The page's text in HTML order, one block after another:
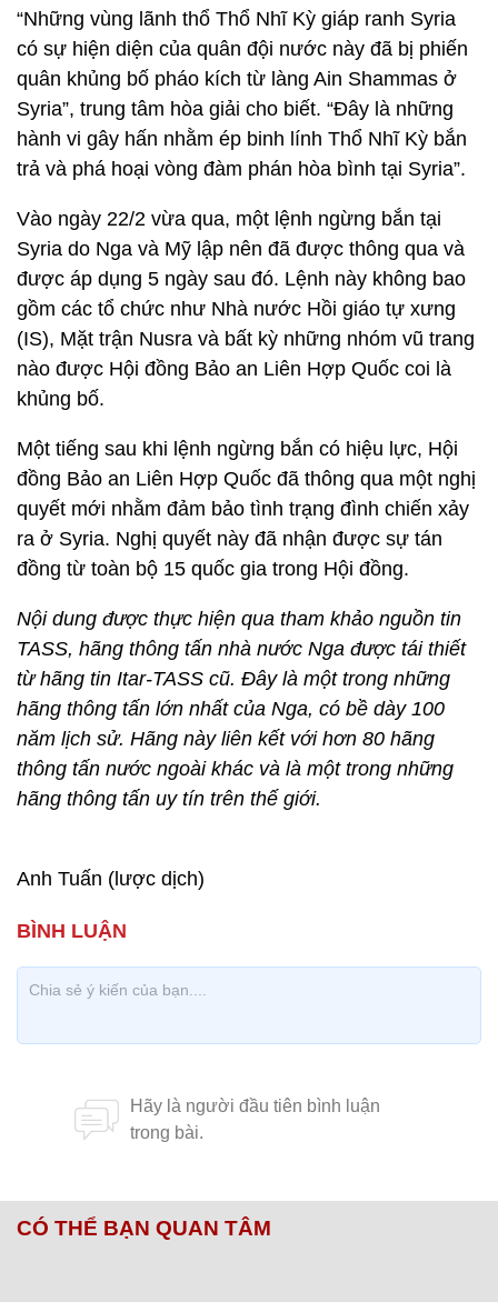
“Những vùng lãnh thổ Thổ Nhĩ Kỳ giáp ranh Syria
có sự hiện diện của quân đội nước này đã bị phiến
quân khủng bố pháo kích từ làng Ain Shammas ở
Syria”, trung tâm hòa giải cho biết. “Đây là những
hành vi gây hấn nhằm ép binh lính Thổ Nhĩ Kỳ bắn
trả và phá hoại vòng đàm phán hòa bình tại Syria”.
Vào ngày 22/2 vừa qua, một lệnh ngừng bắn tại
Syria do Nga và Mỹ lập nên đã được thông qua và
được áp dụng 5 ngày sau đó. Lệnh này không bao
gồm các tổ chức như Nhà nước Hồi giáo tự xưng
(IS), Mặt trận Nusra và bất kỳ những nhóm vũ trang
nào được Hội đồng Bảo an Liên Hợp Quốc coi là
khủng bố.
Một tiếng sau khi lệnh ngừng bắn có hiệu lực, Hội
đồng Bảo an Liên Hợp Quốc đã thông qua một nghị
quyết mới nhằm đảm bảo tình trạng đình chiến xảy
ra ở Syria. Nghị quyết này đã nhận được sự tán
đồng từ toàn bộ 15 quốc gia trong Hội đồng.
Nội dung được thực hiện qua tham khảo nguồn tin
TASS, hãng thông tấn nhà nước Nga được tái thiết
từ hãng tin Itar-TASS cũ. Đây là một trong những
hãng thông tấn lớn nhất của Nga, có bề dày 100
năm lịch sử. Hãng này liên kết với hơn 80 hãng
thông tấn nước ngoài khác và là một trong những
hãng thông tấn uy tín trên thế giới.
Anh Tuấn (lược dịch)
CÓ THỂ BẠN QUAN TÂM